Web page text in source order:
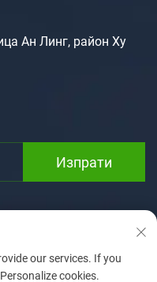
Ан Линг, район Ху
Изпрати
our services. If you
cookies.